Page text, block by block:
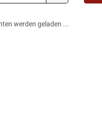
werden geladen ...